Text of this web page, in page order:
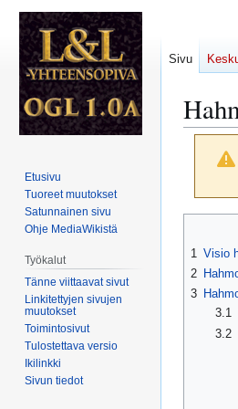
1 Visio
2
3
3.1
3.2
Sivu
Etusivu
Tuoreet muutokset
Satunnainen sivu
Ohje MediaWikistä
Työkalut
Tänne viittaavat sivut
Linkitettyjen sivujen
muutokset
Toimintosivut
Tulostettava versio
Ikilinkki
Sivun tiedot